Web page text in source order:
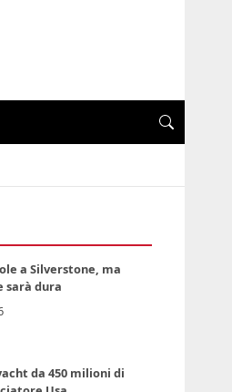
a Silverstone, ma
sarà dura
da 450 milioni di